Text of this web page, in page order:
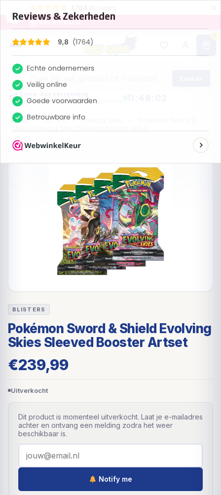
9,8
Bestel voor 13:00, vandaag verzonden
Home / Alle sets / Evolving Skies
UITVERKOCHT
BLISTERS
Pokémon Sword & Shield Evolving
Skies Sleeved Booster Artset
€239,99
Uitverkocht
Dit product is momenteel uitverkocht. Laat je e-mailadres
achter en ontvang een melding zodra het weer
beschikbaar is.
Notify me